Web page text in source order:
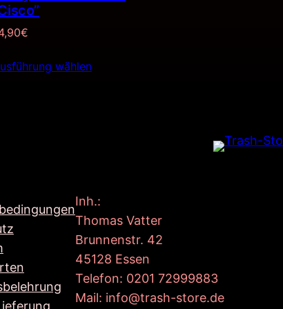
€
wählen
Inh.:
Thomas Vatter
Brunnenstr. 42
45128 Essen
Telefon: 0201 72999883
Mail: info@trash-store.de